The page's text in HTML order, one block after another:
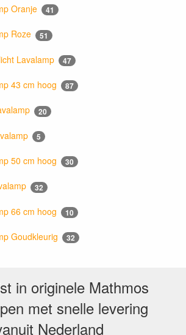
Oranje 41
Roze 51
Lavalamp 47
43 cm hoog 87
20
5
50 cm hoog 30
32
66 cm hoog 10
Goudkleurig 32
in originele Mathmos
met snelle levering
Nederland